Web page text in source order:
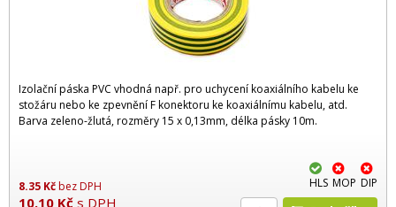
Izolační páska PVC vhodná např. pro uchycení koaxiálního kabelu ke
stožáru nebo ke zpevnění F konektoru ke koaxiálnímu kabelu, atd.
Barva zeleno-žlutá, rozměry 15 x 0,13mm, délka pásky 10m.
8.35 Kčbez DPH
10.10 Kč s DPH
HLS MOP DIP